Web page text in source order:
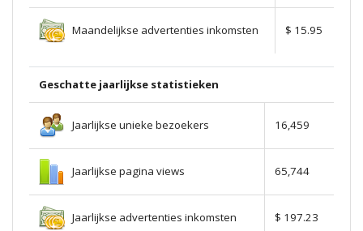
Maandelijkse advertenties inkomsten $ 15.95
Geschatte jaarlijkse statistieken
Jaarlijkse unieke bezoekers 16,459
Jaarlijkse pagina views 65,744
Jaarlijkse advertenties inkomsten $ 197.23